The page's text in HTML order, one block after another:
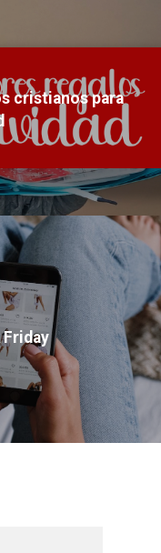
cristianos para
Friday